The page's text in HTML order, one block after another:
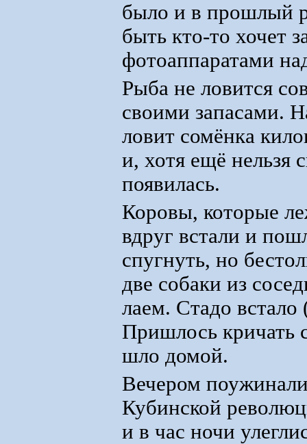
было и в прошлый
быть кто-то хочет
фотоаппаратами
Рыба не ловится
своими запасами.
ловит сомёнка
и, хотя ещё нельзя
появилась.
Коровы, которые
вдруг встали и
спугнуть, но
две собаки из
лаем. Стадо
Пришлось кричать
шло домой.
Вечером
Кубинской
и в час ночи